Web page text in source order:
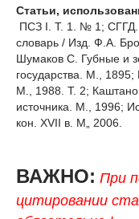
Статьи,
ПСЗ I. Т. 1. № 1; СГГД.
словарь / Изд. Ф.А.
Шумаков С. Губные и
государства. М., 1895;
М., 1988. Т. 2;
источника. М., 1996;
кон. XVII в. М„ 2006.
ВАЖНО: При
цитировании